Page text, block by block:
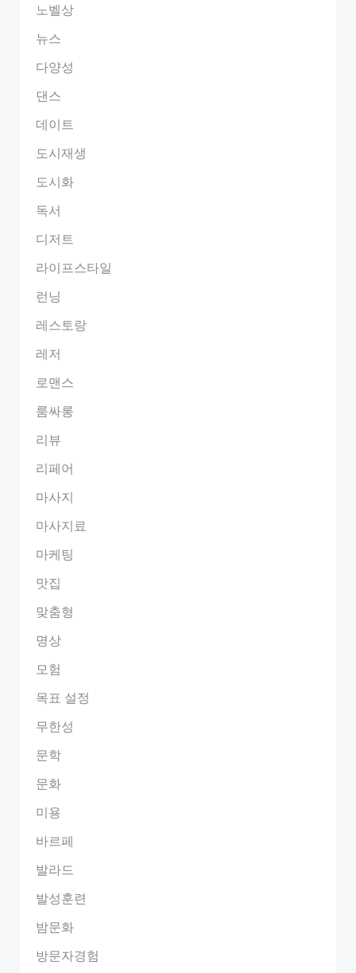
노벨상
뉴스
다양성
댄스
데이트
도시재생
도시화
독서
디저트
라이프스타일
런닝
레스토랑
레저
로맨스
룸싸롱
리뷰
리페어
마사지
마사지료
마케팅
맛집
맞춤형
명상
모험
목표 설정
무한성
문학
문화
미용
바르페
발라드
발성훈련
밤문화
방문자경험